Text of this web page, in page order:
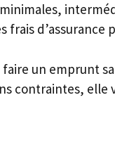
frais
faire un emprunt
contraintes,